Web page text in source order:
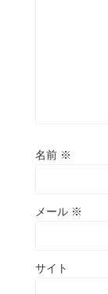
名前 ※
メール ※
サイト